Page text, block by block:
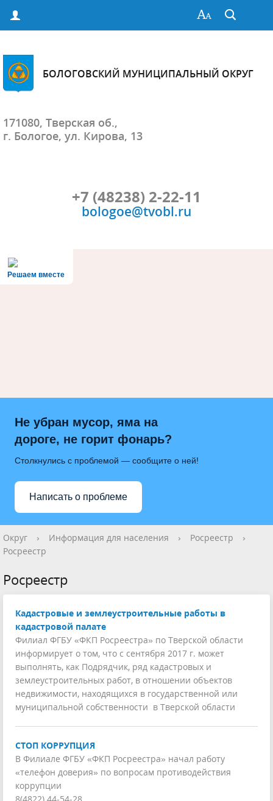
БОЛОГОВСКИЙ МУНИЦИПАЛЬНЫЙ ОКРУГ
171080, Тверская об.,
г. Бологое, ул. Кирова, 13
+7 (48238) 2-22-11
bologoe@tvobl.ru
Решаем вместе
Не убран мусор, яма на
дороге, не горит фонарь?
Столкнулись с проблемой — сообщите о ней!
Написать о проблеме
Округ › Информация для населения › Росреестр
›
Росреестр
Росреестр
Кадастровые и землеустроительные работы в
кадастровой палате
Филиал ФГБУ «ФКП Росреестра» по Тверской области
информирует о том, что с сентября 2017 г. может
выполнять, как Подрядчик, ряд кадастровых и
землеустроительных работ, в отношении объектов
недвижимости, находящихся в государственной или
муниципальной собственности в Тверской области
СТОП КОРРУПЦИЯ
В Филиале ФГБУ «ФКП Росреестра» начал работу
«телефон доверия» по вопросам противодействия
коррупции